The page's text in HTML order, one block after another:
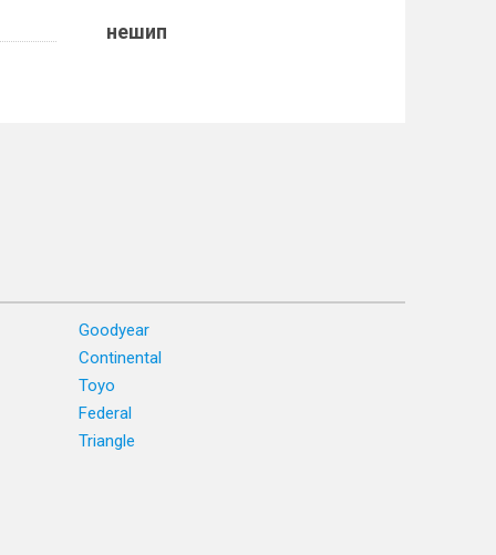
нешип
Goodyear
Continental
Toyo
Federal
Triangle